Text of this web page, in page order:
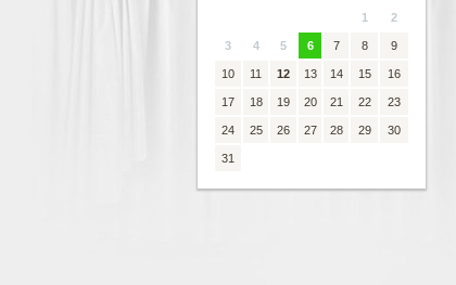
1 2
3 4 5 6 7 8 9
10 11 12 13 14 15 16
17 18 19 20 21 22 23
24 25 26 27 28 29 30
31